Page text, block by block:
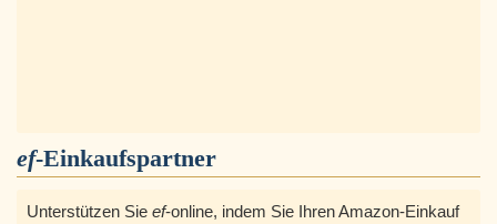
ef-Einkaufspartner
Unterstützen Sie ef-online, indem Sie Ihren Amazon-Einkauf